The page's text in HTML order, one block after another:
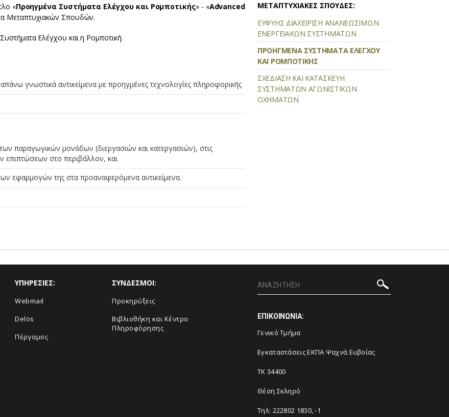
«Προηγμένα Συστήματα Ελέγχου και Ρομποτικής» - «Advanced
Μεταπτυχιακών Σπουδών.
Ελέγχου και η Ρομποτική.
γνωστικά αντικείμενα με προηγμένες τεχνολογίες πληροφορικής
παραγωγικών μονάδων (διεργασιών και κατεργασιών), στις
επιπτώσεων στο περιβάλλον, και
εφαρμογών της στα προαναφερόμενα αντικείμενα.
ΜΕΤΑΠΤΥΧΙΑΚΕΣ ΣΠΟΥΔΕΣ:
ΕΥΦΥΗΣ ΔΙΑΧΕΙΡΙΣΗ ΑΝΑΝΕΩΣΙΜΩΝ
ΕΝΕΡΓΕΙΑΚΩΝ ΣΥΣΤΗΜΑΤΩΝ
ΠΡΟΗΓΜΕΝΑ ΣΥΣΤΗΜΑΤΑ ΕΛΕΓΧΟΥ
ΚΑΙ ΡΟΜΠΟΤΙΚΗΣ
ΣΧΕΔΙΑΣΗ ΚΑΙ ΚΑΤΑΣΚΕΥΗ
ΣΥΣΤΗΜΑΤΩΝ ΑΓΩΝΙΣΤΙΚΩΝ
ΟΧΗΜΑΤΩΝ
ΥΠΗΡΕΣΙΕΣ:
Webmail
Delos
Πέργαμος
ΣΥΝΔΕΣΜΟΙ:
Προκηρύξεις
Βιβλιοθήκη και Κέντρο
Πληροφόρησης
ΕΠΙΚΟΙΝΩΝΙΑ:
Γενικό Τμήμα
Εγκαταστάσεις ΕΚΠΑ Ψαχνά Ευβοίας
ΤΚ 34400
Θέση Σκληρό
Τηλ: 222802 1830, -1